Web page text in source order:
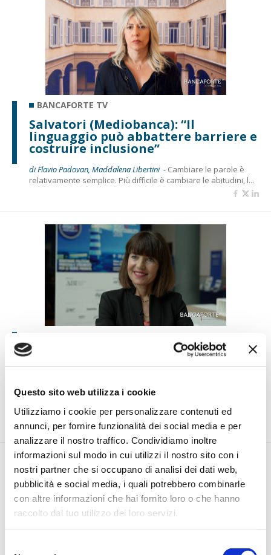
Questo sito web utilizza i cookie
Utilizziamo i cookie per personalizzare contenuti ed
annunci, per fornire funzionalità dei social media e per
analizzare il nostro traffico. Condividiamo inoltre
informazioni sul modo in cui utilizzi il nostro sito con i
nostri partner che si occupano di analisi dei dati web,
pubblicità e social media, i quali potrebbero combinarle
con altre informazioni che hai fornito loro o che hanno
raccolto dal tuo utilizzo dei loro servizi.
BANCAFORTE TV
Salvatori (Mediobanca): “Il
linguaggio può abbattere barriere e
costruire inclusione”
di Flavio Padovan, Maddalena Libertini - Cambiare le parole è
relativamente semplice. Più difficile è cambiare le abitudini, l...
Petrella (BPER Banca): “La GenAI
rafforza i controlli e valorizza il
secondo livello più strutturati, standardizzati e capaci di le...